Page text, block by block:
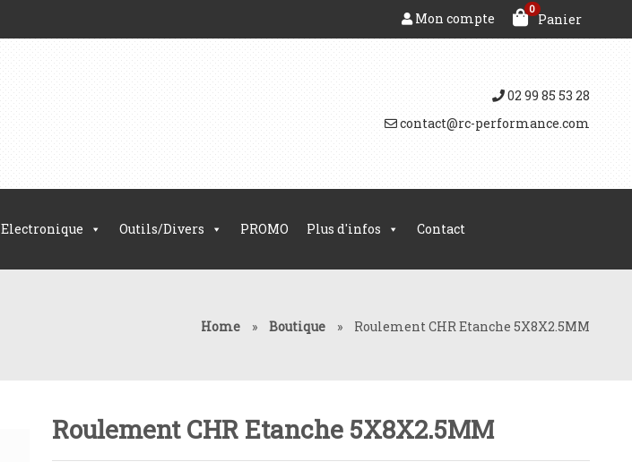
0
Panier
Mon compte
02 99 85 53 28
contact@rc-performance.com
Electronique Outils/Divers PROMO Plus d'infos Contact
Home » Boutique » Roulement CHR Etanche 5X8X2.5MM
Roulement CHR Etanche 5X8X2.5MM